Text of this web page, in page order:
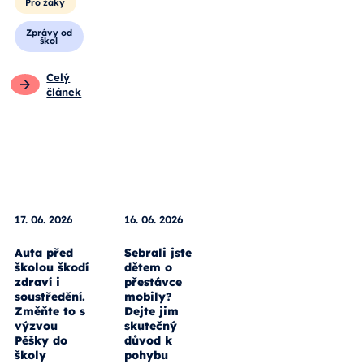
Pro žáky
Zprávy od
škol
Celý
článek
17. 06. 2026
Auta před
školou škodí
zdraví i
soustředění.
Změňte to s
výzvou
Pěšky do
školy
16. 06. 2026
Sebrali jste
dětem o
přestávce
mobily?
Dejte jim
skutečný
důvod k
pohybu